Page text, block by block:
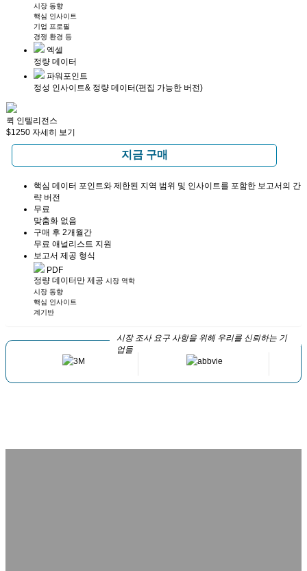
시장 동향
핵심 인사이트
기업 프로필
경쟁 환경 등
엑셀
정량 데이터
파워포인트
정성 인사이트& 정량 데이터(편집 가능한 버전)
퀵 인텔리전스
$1250 자세히 보기
지금 구매
핵심 데이터 포인트와 제한된 지역 범위 및 인사이트를 포함한 보고서의 간
략 버전
무료
맞춤화 없음
구매 후 2개월간
무료 애널리스트 지원
보고서 제공 형식
PDF
정량 데이터만 제공 시장 역학
시장 동향
핵심 인사이트
계기반
시장 조사 요구 사항을 위해 우리를 신뢰하는 기
업들